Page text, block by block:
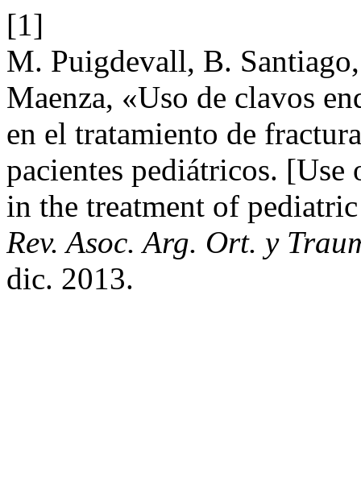
[1]
M. Puigdevall, B.
Maenza, «Uso de clavos
en el tratamiento de
pacientes pediátricos.
in the treatment of
Rev. Asoc. Arg. Ort. y
dic. 2013.